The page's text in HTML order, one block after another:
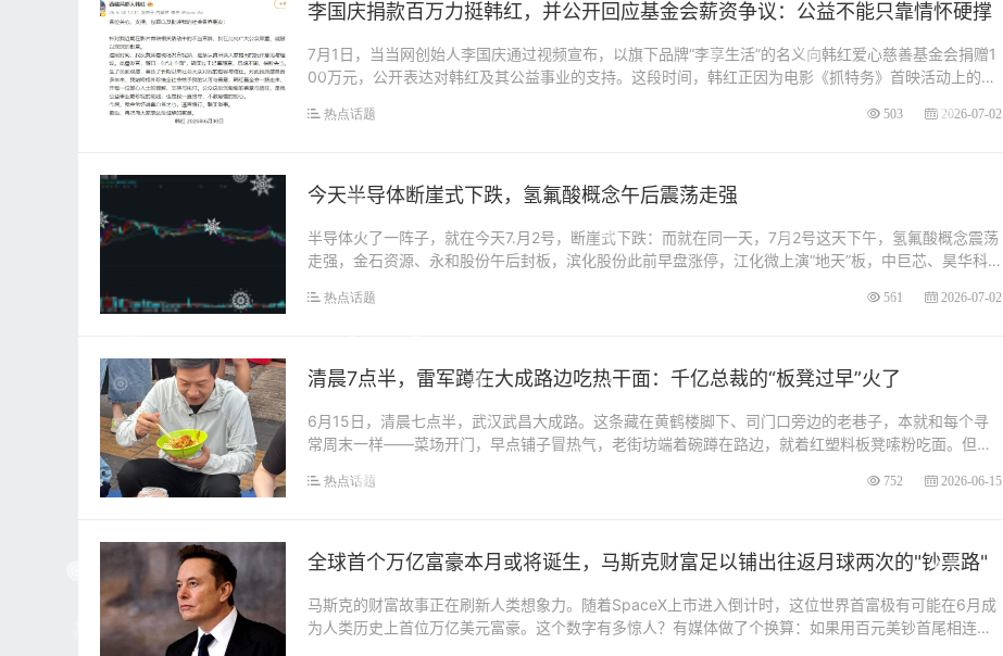
李国庆捐款百万力挺韩红，并公开回应基金会薪资争议：公益不能只靠情怀硬撑
7月1日，当当网创始人李国庆通过视频宣布，以旗下品牌“李享生活”的名义向韩红爱心慈善基金会捐赠1
00万元，公开表达对韩红及其公益事业的支持。这段时间，韩红正因为电影《抓特务》首映活动上的一
热点话题 503 2026-07-02
今天半导体断崖式下跌，氢氟酸概念午后震荡走强
半导体火了一阵子，就在今天7.月2号，断崖式下跌：而就在同一天，7月2号这天下午，氢氟酸概念震荡
走强，金石资源、永和股份午后封板，滨化股份此前早盘涨停，江化微上演“地天”板，中巨芯、昊华科
热点话题 561 2026-07-02
清晨7点半，雷军蹲在大成路边吃热干面：千亿总裁的“板凳过早”火了
6月15日，清晨七点半，武汉武昌大成路。这条藏在黄鹤楼脚下、司门口旁边的老巷子，本就和每个寻
常周末一样——菜场开门，早点铺子冒热气，老街坊端着碗蹲在路边，就着红塑料板凳嗦粉吃面。但今
热点话题 752 2026-06-15
全球首个万亿富豪本月或将诞生，马斯克财富足以铺出往返月球两次的"钞票路"
马斯克的财富故事正在刷新人类想象力。随着SpaceX上市进入倒计时，这位世界首富极有可能在6月成
为人类历史上首位万亿美元富豪。这个数字有多惊人？有媒体做了个换算：如果用百元美钞首尾相连铺